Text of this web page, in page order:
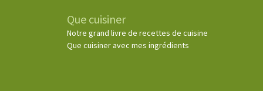
Que cuisiner
Notre grand livre de recettes de cuisine
Que cuisiner avec mes ingrédients